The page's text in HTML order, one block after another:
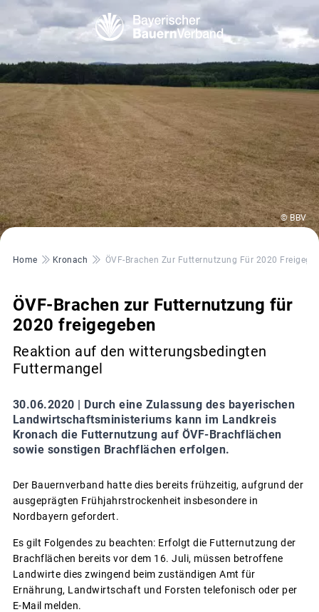
© BBV
Pfadnavigation
Home Kronach ÖVF-Brachen Zur Futternutzung Für 2020
ÖVF-Brachen zur Futternutzung für
2020 freigegeben
Reaktion auf den witterungsbedingten
Futtermangel
30.06.2020 | Durch eine Zulassung des bayerischen
Landwirtschaftsministeriums kann im Landkreis
Kronach die Futternutzung auf ÖVF-Brachflächen
sowie sonstigen Brachflächen erfolgen.
Der Bauernverband hatte dies bereits frühzeitig, aufgrund der
ausgeprägten Frühjahrstrockenheit insbesondere in
Nordbayern gefordert.
Es gilt Folgendes zu beachten: Erfolgt die Futternutzung der
Brachflächen bereits vor dem 16. Juli, müssen betroffene
Landwirte dies zwingend beim zuständigen Amt für
Ernährung, Landwirtschaft und Forsten telefonisch oder per
E-Mail melden.